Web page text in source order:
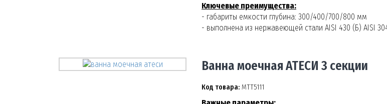
Ключевые преимущества:
- габариты емкости глубина: 300/400/700/800 мм
- выполнена из нержавеющей стали AISI 430 (Б) AISI
Ванна моечная АТЕСИ 3 секции
Код товара: МТТ5111